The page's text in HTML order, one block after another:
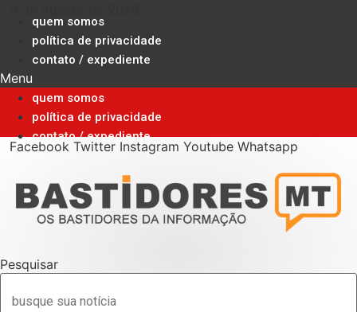
conteúdo
quem somos
política de privacidade
contato / expediente
Menu
quem somos
política de privacidade
contato / expediente
Facebook Twitter Instagram Youtube Whatsapp
Pesquisar